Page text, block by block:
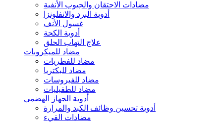
مضادات الاحتقان والجيوب الأنفية
أدوية البرد والانفلونزا
غسول الأنف
أدوية الكحة
علاج التهاب الحلق
مضاد للميكروبات
مضاد للفطريات
مضاد للبكتريا
مضاد للفيروسات
مضاد للطفيليات
أدوية الجهاز الهضمي
أدوية تحسين وظائف الكبد والمرارة
مضادات القيء